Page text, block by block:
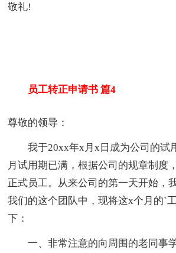
敬礼!
员工转正申请书 篇4
尊敬的领导：
我于20xx年x月x日成为公司的试
月试用期已满，根据公司的规章制度
正式员工。从来公司的第一天开始，
我们的这个团队中，现将这x个月的`
下：
一、非常注意的向周围的老同事